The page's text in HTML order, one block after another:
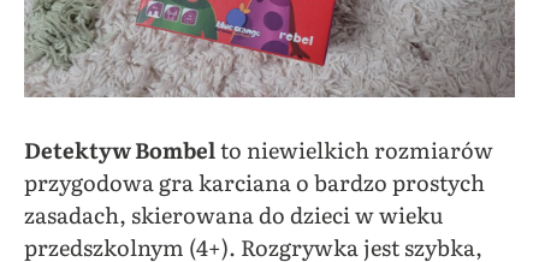
Detektyw Bombelto niewielkich rozmiarów
przygodowa gra karciana o bardzo prostych
zasadach, skierowana do dzieci w wieku
przedszkolnym (4+). Rozgrywka jest szybka,